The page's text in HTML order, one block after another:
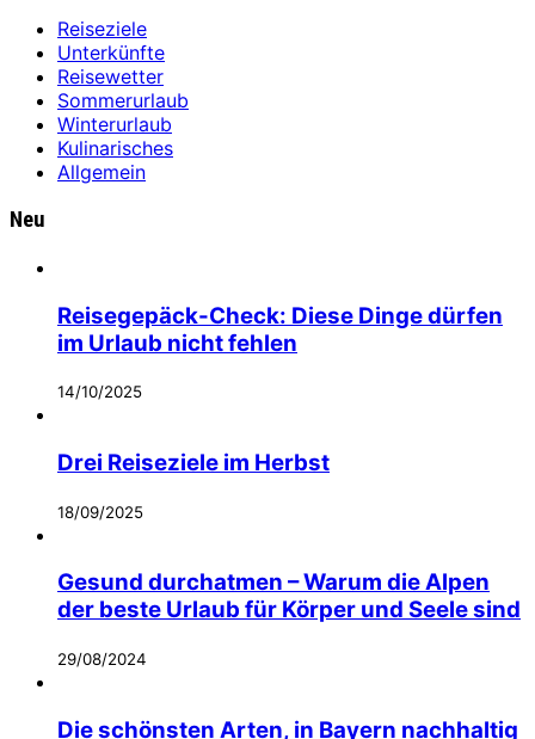
Reiseziele
Unterkünfte
Reisewetter
Sommerurlaub
Winterurlaub
Kulinarisches
Allgemein
Neu
Reisegepäck-Check: Diese Dinge dürfen
im Urlaub nicht fehlen
14/10/2025
Drei Reiseziele im Herbst
18/09/2025
Gesund durchatmen – Warum die Alpen
der beste Urlaub für Körper und Seele sind
29/08/2024
Die schönsten Arten, in Bayern nachhaltig